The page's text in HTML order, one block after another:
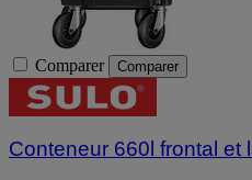
Comparer Comparer
Conteneur 660l frontal et